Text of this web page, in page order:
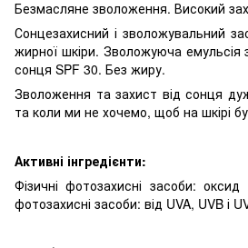
Безмасляне зволоження. Високий
Сонцезахисний і зволожувальний
жирної шкіри. Зволожуюча емульсія
сонця SPF 30. Без жиру.
Зволоження та захист від сонця
та коли ми не хочемо, щоб на шкірі
Активні інгредієнти:
Фізичні фотозахисні засоби: оксид
фотозахисні засоби: від UVA, UVB і